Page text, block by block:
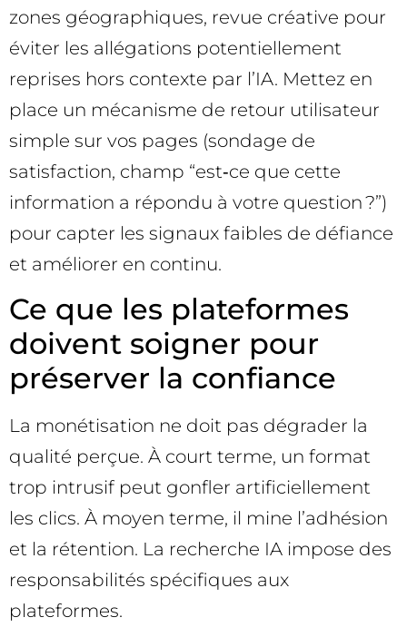
zones géographiques, revue créative pour
éviter les allégations potentiellement
reprises hors contexte par l’IA. Mettez en
place un mécanisme de retour utilisateur
simple sur vos pages (sondage de
satisfaction, champ “est‑ce que cette
information a répondu à votre question ?”)
pour capter les signaux faibles de défiance
et améliorer en continu.
Ce que les plateformes
doivent soigner pour
préserver la confiance
La monétisation ne doit pas dégrader la
qualité perçue. À court terme, un format
trop intrusif peut gonfler artificiellement
les clics. À moyen terme, il mine l’adhésion
et la rétention. La recherche IA impose des
responsabilités spécifiques aux
plateformes.